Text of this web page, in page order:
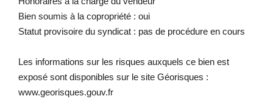
Bien soumis à la copropriété : oui
Statut provisoire du syndicat : pas de procédure en cours
Les informations sur les risques auxquels ce bien est
exposé sont disponibles sur le site Géorisques :
www.georisques.gouv.fr